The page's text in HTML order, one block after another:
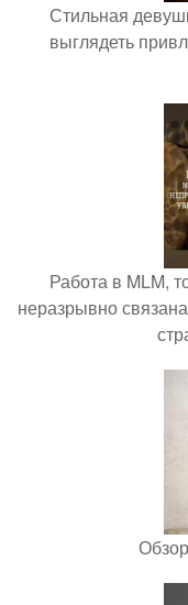
Стильная
выглядеть
Работа в MLM,
неразрывно